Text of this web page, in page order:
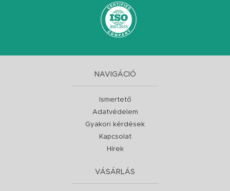
NAVIGÁCIÓ
Ismertető
Adatvédelem
Gyakori kérdések
Kapcsolat
Hírek
VÁSÁRLÁS